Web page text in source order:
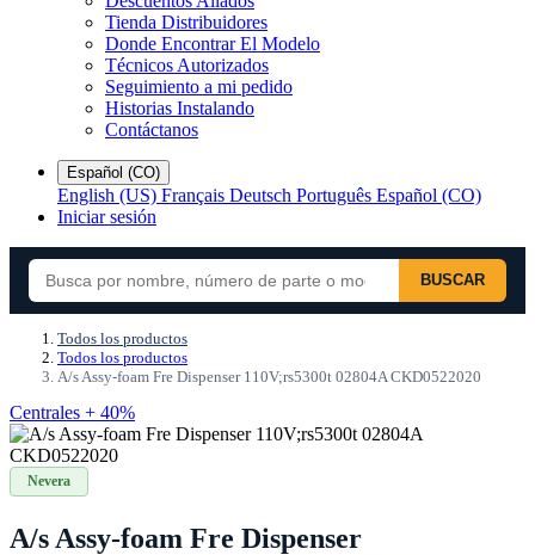
Tienda Distribuidores
Donde Encontrar El Modelo
Técnicos Autorizados
Seguimiento a mi pedido
Historias Instalando
Contáctanos
Español (CO)
English (US) Français Deutsch Português Español (CO)
Iniciar sesión
BUSCAR
Todos los productos
Todos los productos
A/s Assy-foam Fre Dispenser 110V;rs5300t 02804A CKD0522020
Centrales + 40%
Nevera
A/s Assy-foam Fre Dispenser